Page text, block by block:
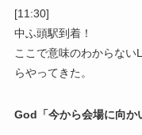
[11:30]
中ふ頭駅到着！
ここで意味のわからな
らやってきた。
God「今から会場に向か